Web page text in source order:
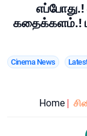
எப்போது.!
கதைக்களம்.!
Cinema News
Home